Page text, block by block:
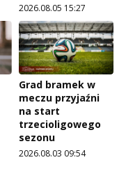
2026.08.05 15:27
Grad bramek w
meczu przyjaźni
na start
trzecioligowego
sezonu
2026.08.03 09:54